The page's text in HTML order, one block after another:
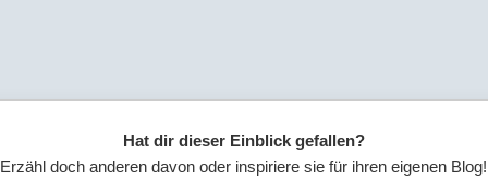
Hat dir dieser Einblick gefallen?
Erzähl doch anderen davon oder inspiriere sie für ihren eigenen Blog!